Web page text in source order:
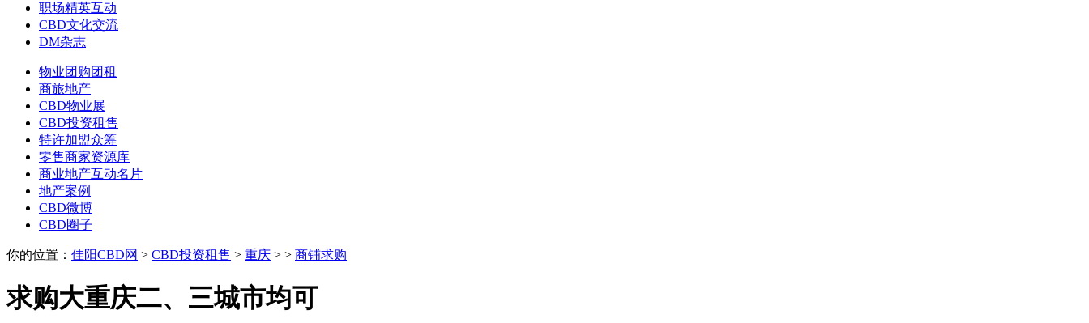
职场精英互动
CBD文化交流
DM杂志
物业团购团租
商旅地产
CBD物业展
CBD投资租售
特许加盟众筹
零售商家资源库
商业地产互动名片
地产案例
CBD微博
CBD圈子
你的位置： 佳阳CBD网 > CBD投资租售 > 重庆 > > 商铺求购
求购大重庆二、三城市均可